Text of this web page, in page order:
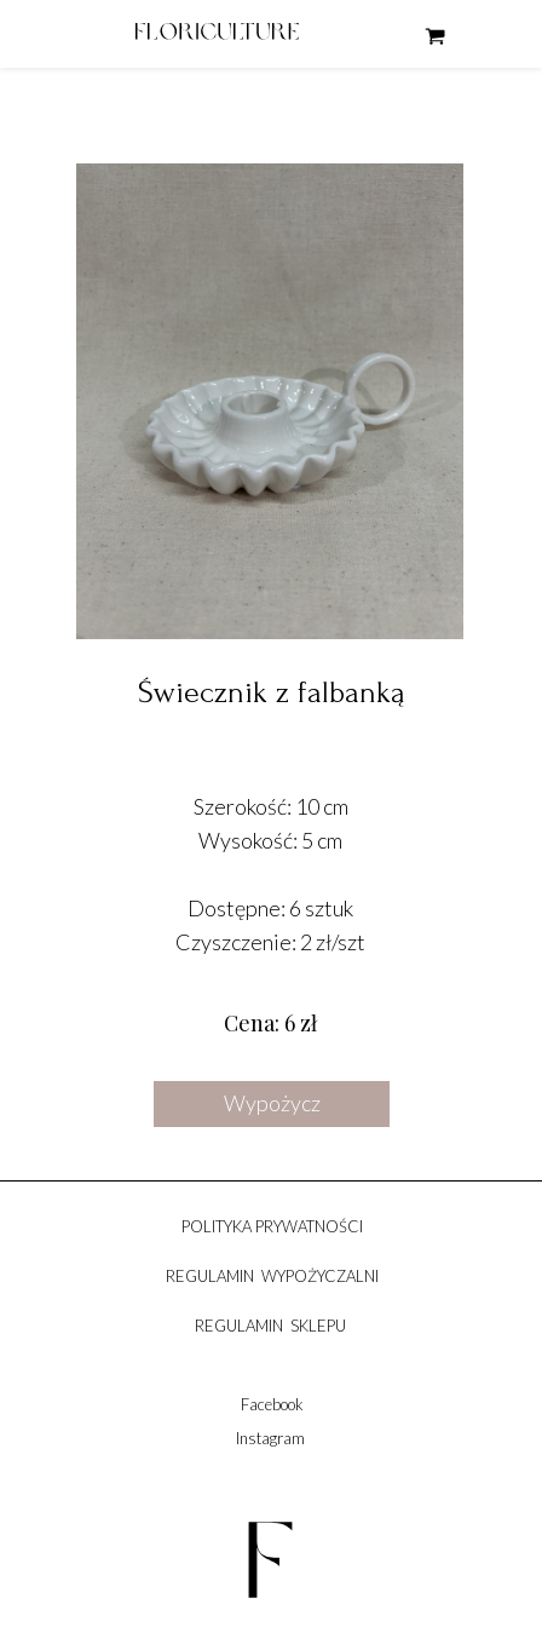
REGULAMIN SKLEPU
REGULAMIN WYPOŻYCZALNI
Facebook
Instagram
POLITYKA PRYWATNOŚCI
Świecznik z falbanką
Szerokość: 10 cm
Wysokość: 5 cm
Dostępne: 6 sztuk
Czyszczenie: 2 zł/szt
Cena: 6 zł
Wypożycz